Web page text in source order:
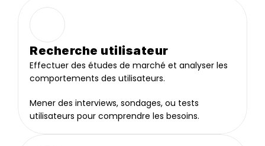
interfaces et améliore continuellement l’expérience.
Recherche utilisateur
Effectuer des études de marché et analyser les
comportements des utilisateurs.
Mener des interviews, sondages, ou tests
utilisateurs pour comprendre les besoins.